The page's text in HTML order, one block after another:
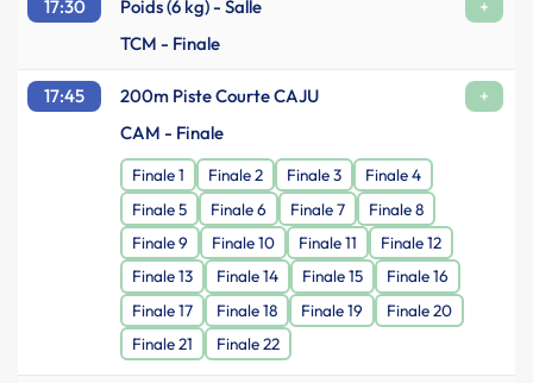
17:30 Poids (6 kg) - Salle
+
TCM - Finale
17:45 200m Piste Courte CAJU
+
CAM - Finale
Finale 1 Finale 2 Finale 3
Finale 4
Finale 5
Finale 6 Finale 7
Finale 8
Finale 9
Finale 10 Finale 11
Finale 12
Finale 13
Finale 14 Finale 15
Finale 16
Finale 17
Finale 18 Finale 19
Finale 20
Finale 21
Finale 22